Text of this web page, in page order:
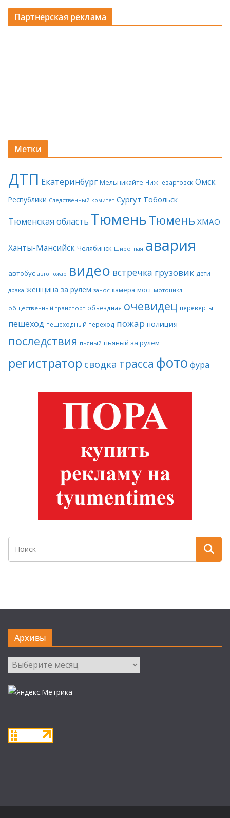
Партнерская реклама
Метки
ДТП Екатеринбург Мельникайте Нижневартовск Омск
Республики Следственный комитет Сургут Тобольск
Тюменская область ТюменьТюмень ХМАО
Ханты-Мансийск Челябинск Широтная авария
автобус автопожар видео встречка грузовик дети
драка женщина за рулем занос камера мост мотоцикл
общественный транспорт объездная очевидец перевертыш
пешеход пешеходный переход пожар полиция
последствия пьяный пьяный за рулем
регистратор сводка трасса фото фура
Архивы
Архивы